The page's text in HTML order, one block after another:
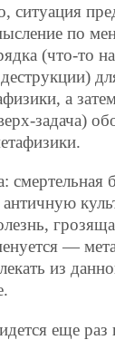
ситуация
по
(что-то
а
задача)
смертельная
—
из
еще раз